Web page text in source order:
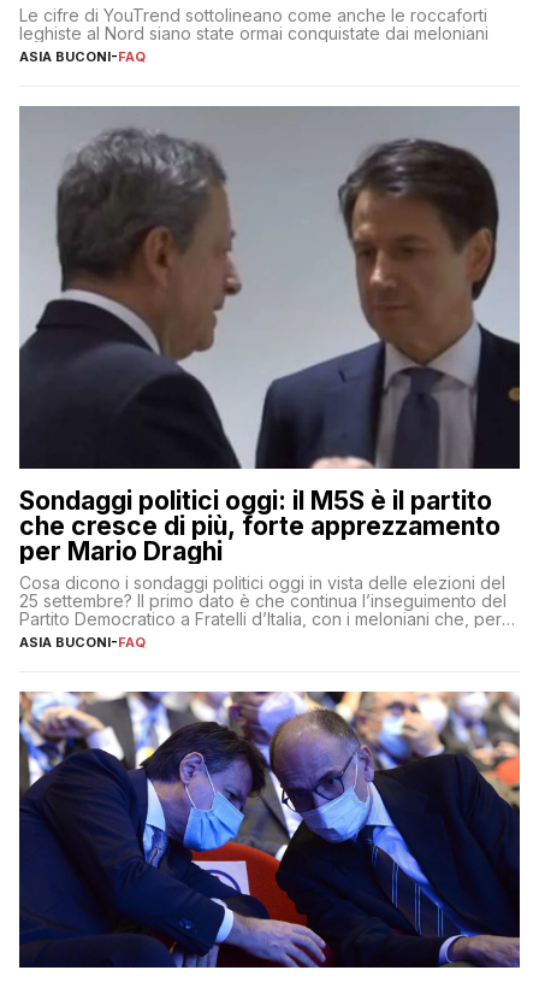
Le cifre di YouTrend sottolineano come anche le roccaforti
leghiste al Nord siano state ormai conquistate dai meloniani
ASIA BUCONI-FAQ
Sondaggi politici oggi: il M5S è il partito
che cresce di più, forte apprezzamento
per Mario Draghi
Cosa dicono i sondaggi politici oggi in vista delle elezioni del
25 settembre? Il primo dato è che continua l’inseguimento del
Partito Democratico a Fratelli d’Italia, con i meloniani che, però,
sembrano accumulare sempre più distacco affermandosi come
primo partito con il 24% (+0,7% rispetto a fine luglio), un
ASIA BUCONI-FAQ